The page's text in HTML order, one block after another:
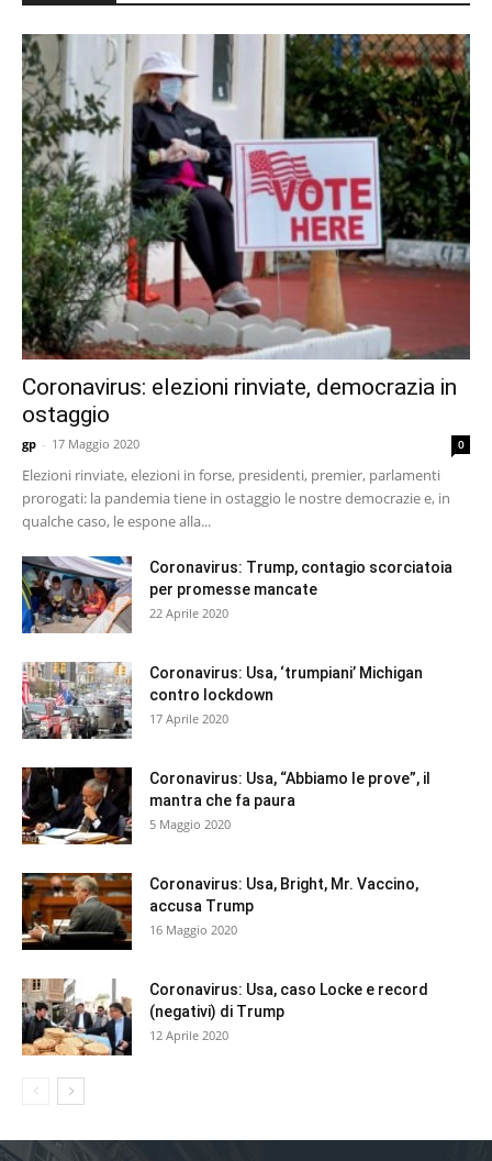
Coronavirus: elezioni rinviate, democrazia in
ostaggio
gp - 17 Maggio 2020 0
Elezioni rinviate, elezioni in forse, presidenti, premier, parlamenti
prorogati: la pandemia tiene in ostaggio le nostre democrazie e, in
qualche caso, le espone alla...
Coronavirus: Trump, contagio scorciatoia
per promesse mancate
22 Aprile 2020
Coronavirus: Usa, ‘trumpiani’ Michigan
contro lockdown
17 Aprile 2020
Coronavirus: Usa, “Abbiamo le prove”, il
mantra che fa paura
5 Maggio 2020
Coronavirus: Usa, Bright, Mr. Vaccino,
accusa Trump
16 Maggio 2020
Coronavirus: Usa, caso Locke e record
(negativi) di Trump
12 Aprile 2020